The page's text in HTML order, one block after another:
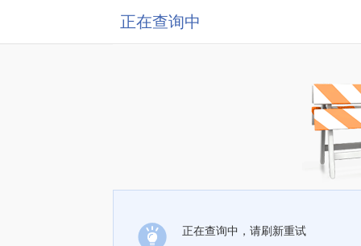
正在查询中
正在查询中，请刷新重试